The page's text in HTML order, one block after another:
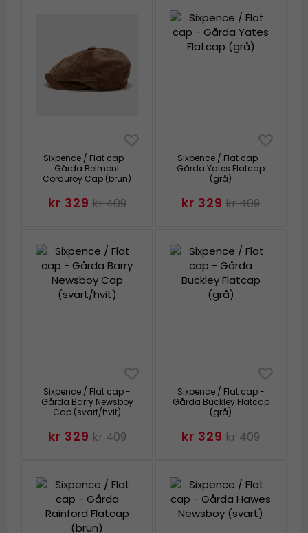
Sixpence / Flat cap -
Gårda Belmont
Corduroy Cap (brun)
kr 329 kr 409
Sixpence / Flat cap -
Gårda Yates Flatcap
(grå)
kr 329 kr 409
Sixpence / Flat cap -
Gårda Barry Newsboy
Cap (svart/hvit)
kr 329 kr 409
Sixpence / Flat cap -
Gårda Buckley Flatcap
(grå)
kr 329 kr 409